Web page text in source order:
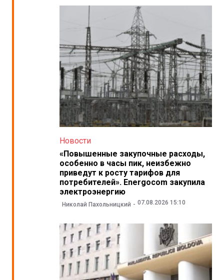
Новости
«Повышенные закупочные расходы,
особенно в часы пик, неизбежно
приведут к росту тарифов для
потребителей». Energocom закупила
электроэнергию
Николай Пахольницкий 07.08.2026 15:10